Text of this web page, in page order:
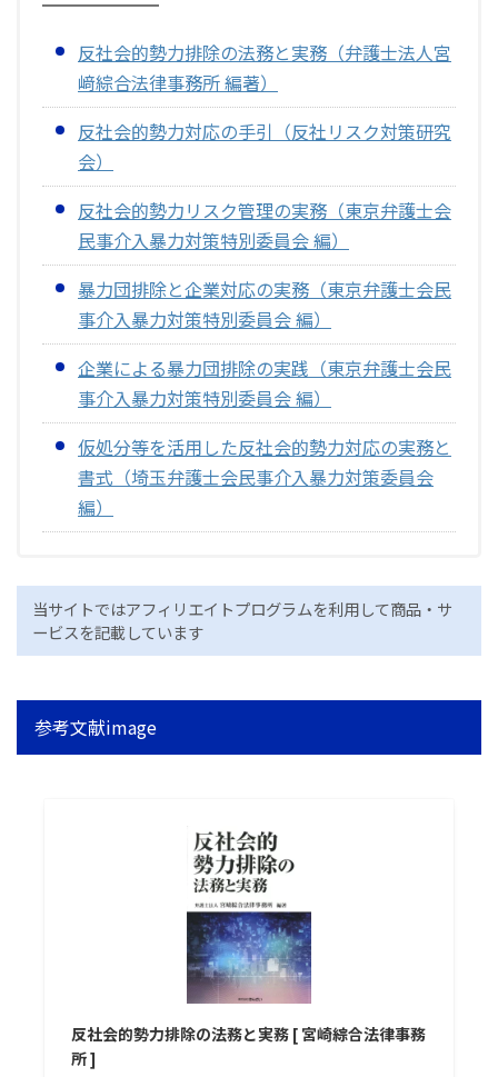
反社会的勢力排除の法務と実務（弁護士法人宮
﨑綜合法律事務所 編著）
反社会的勢力対応の手引（反社リスク対策研究
会）
反社会的勢力リスク管理の実務（東京弁護士会
民事介入暴力対策特別委員会 編）
暴力団排除と企業対応の実務（東京弁護士会民
事介入暴力対策特別委員会 編）
企業による暴力団排除の実践（東京弁護士会民
事介入暴力対策特別委員会 編）
仮処分等を活用した反社会的勢力対応の実務と
書式（埼玉弁護士会民事介入暴力対策委員会
編）
当サイトではアフィリエイトプログラムを利用して商品・サ
ービスを記載しています
参考文献image
反社会的勢力排除の法務と実務 [ 宮崎綜合法律事務
所 ]